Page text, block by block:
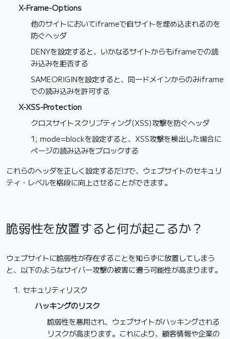
X-Frame-Options
他のサイトにおいてiframeで自サイトを埋め込まれるのを
防ぐヘッダ
DENYを設定すると、いかなるサイトからもiframeでの読
み込みを拒否する
SAMEORIGINを設定すると、同一ドメインからのみiframe
での読み込みを許可する
X-XSS-Protection
クロスサイトスクリプティング(XSS)攻撃を防ぐヘッダ
1; mode=blockを設定すると、XSS攻撃を検出した場合に
ページの読み込みをブロックする
これらのヘッダを正しく設定するだけで、ウェブサイトのセキュリ
ティ・レベルを格段に向上させることができます。
脆弱性を放置すると何が起こるか？
ウェブサイトに脆弱性が存在することを知らずに放置してしまう
と、以下のようなサイバー攻撃の被害に遭う可能性が高まります。
セキュリティリスク
ハッキングのリスク
脆弱性を悪用され、ウェブサイトがハッキングされる
リスクが高まります。これにより、顧客情報や企業の